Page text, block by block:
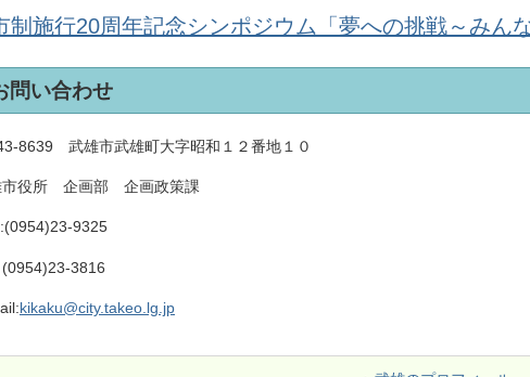
制施行20周年記念シンポジウム「夢への挑戦～みん
問い合わせ
8639 武雄市武雄町大字昭和１２番地１０
市役所 企画部 企画政策課
(0954)23-9325
3816
kikaku@city.takeo.lg.jp